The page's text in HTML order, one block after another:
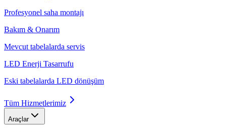
Profesyonel saha montajı
Bakım & Onarım
Mevcut tabelalarda servis
LED Enerji Tasarrufu
Eski tabelalarda LED dönüşüm
Tüm Hizmetlerimiz
Araçlar